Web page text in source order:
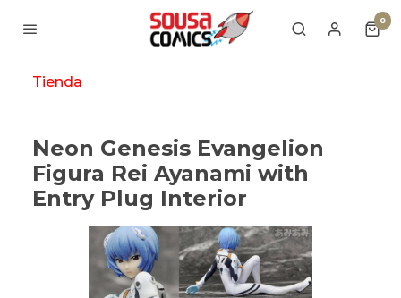
0
Tienda
Neon Genesis Evangelion
Figura Rei Ayanami with
Entry Plug Interior